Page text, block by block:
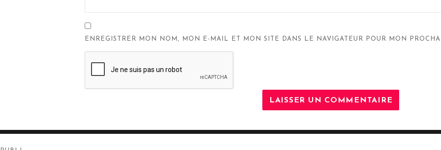
ENREGISTRER MON NOM, MON E-MAIL ET MON SITE DANS LE NAVIGATEUR POUR MON